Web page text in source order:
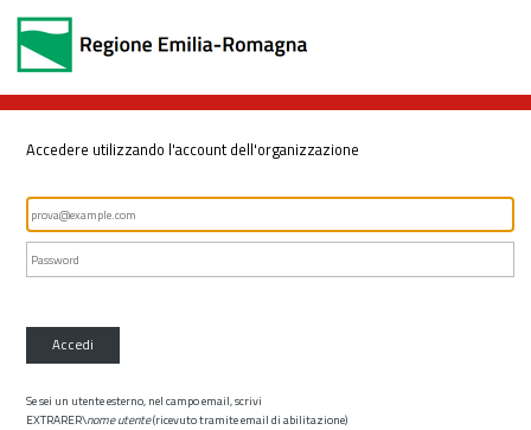
Accedere utilizzando l'account dell'organizzazione
Accedi
Se sei un utente esterno, nel campo email, scrivi
EXTRARER\nome utente(ricevuto tramite email di abilitazione)